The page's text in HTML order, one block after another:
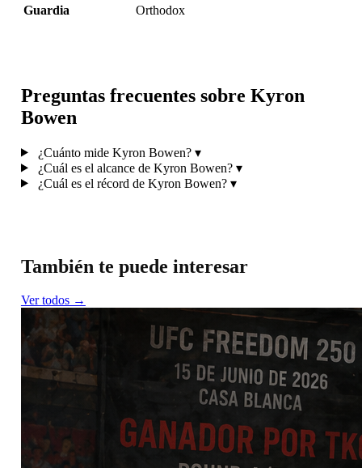
Guardia
Orthodox
Preguntas frecuentes sobre Kyron
Bowen
¿Cuánto mide Kyron Bowen? ▾
¿Cuál es el alcance de Kyron Bowen? ▾
¿Cuál es el récord de Kyron Bowen? ▾
También te puede interesar
Ver todos →